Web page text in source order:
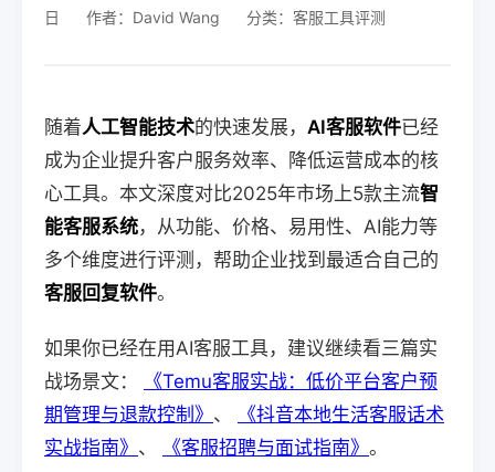
日
作者：David Wang 分类：客服工具评测
随着人工智能技术的快速发展， AI客服软件已经
成为企业提升客户服务效率、降低运营成本的核
心工具。本文深度对比2025年市场上5款主流智
能客服系统，从功能、价格、易用性、AI能力等
多个维度进行评测，帮助企业找到最适合自己的
客服回复软件。
如果你已经在用AI客服工具，建议继续看三篇实
战场景文：
《Temu客服实战：低价平台客户预
期管理与退款控制》 、
《抖音本地生活客服话术
实战指南》 、 《客服招聘与面试指南》 。